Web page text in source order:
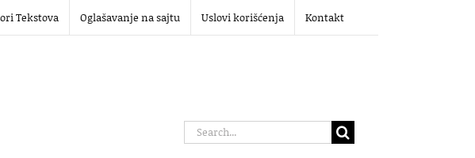
Tekstova Oglašavanje na sajtu Uslovi korišćenja Kontakt
Search